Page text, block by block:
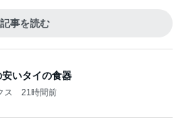
記事を読む
いタイの食器
ス 21時間前